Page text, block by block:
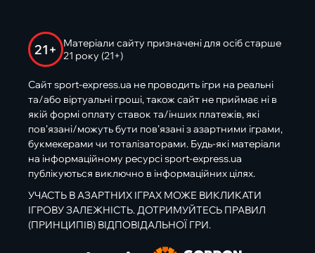
21+
Матеріали сайту призначені для осіб старше
21 року (21+)
Сайт sport-express.ua не проводить ігри на реальні
та/або віртуальні гроші, також сайт не приймає ні в
якій формі оплату ставок та/інших платежів, які
пов’язані/можуть бути пов’язані з азартними іграми,
букмекерами чи тоталізаторами. Будь-які матеріали
на інформаційному ресурсі sport-express.ua
публікуються виключно в інформаційних цілях.
УЧАСТЬ В АЗАРТНИХ ІГРАХ МОЖЕ ВИКЛИКАТИ
ІГРОВУ ЗАЛЕЖНІСТЬ. ДОТРИМУЙТЕСЬ ПРАВИЛ
(ПРИНЦИПІВ) ВІДПОВІДАЛЬНОЇ ГРИ.